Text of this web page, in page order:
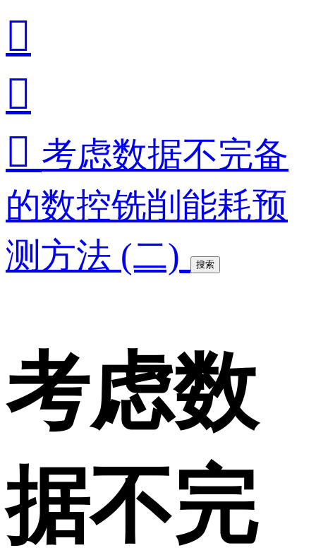


 考虑数据不完备
的数控铣削能耗预
测方法 (二)
搜索
考虑数
据不完